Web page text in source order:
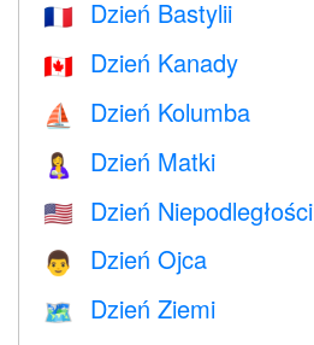
🇫🇷 Dzień Bastylii
🇨🇦 Dzień Kanady
⛵️ Dzień Kolumba
🤱 Dzień Matki
🇺🇸 Dzień Niepodległości
👨 Dzień Ojca
🗺️ Dzień Ziemi